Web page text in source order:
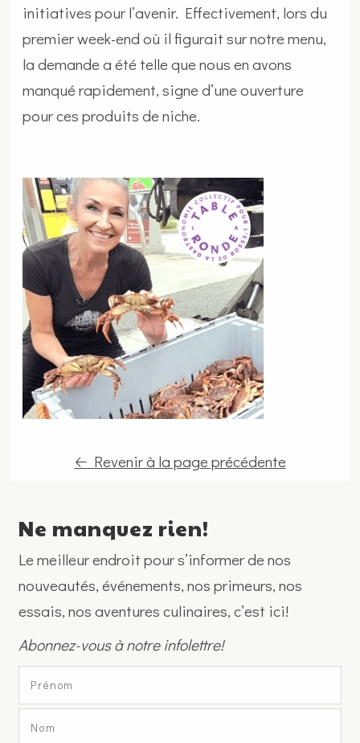
initiatives pour l’avenir. Effectivement, lors du
premier week-end où il figurait sur notre menu,
la demande a été telle que nous en avons
manqué rapidement, signe d’une ouverture
pour ces produits de niche.
🡠 Revenir à la page précédente
Ne manquez rien!
Le meilleur endroit pour s’informer de nos
nouveautés, événements, nos primeurs, nos
essais, nos aventures culinaires, c’est ici!
Abonnez-vous à notre infolettre!